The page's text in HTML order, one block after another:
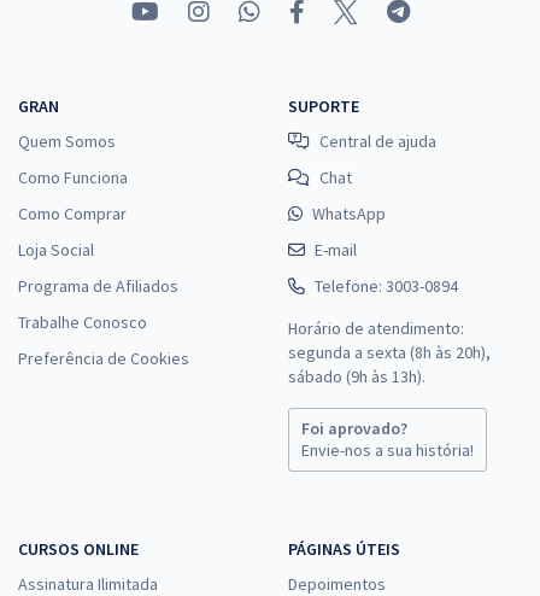
GRAN
Quem Somos
Como Funciona
Como Comprar
Loja Social
Programa de Afiliados
Trabalhe Conosco
Preferência de Cookies
SUPORTE
Central de ajuda
Chat
WhatsApp
E-mail
Telefone: 3003-0894
Horário de atendimento:
segunda a sexta (8h às 20h),
sábado (9h às 13h).
Foi aprovado?
Envie-nos a sua história!
CURSOS ONLINE
Assinatura Ilimitada
PÁGINAS ÚTEIS
Depoimentos